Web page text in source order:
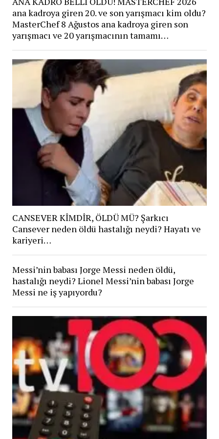
ana kadroya giren 20. ve son yarışmacı kim oldu?
MasterChef 8 Ağustos ana kadroya giren son
yarışmacı ve 20 yarışmacının tamamı…
CANSEVER KİMDİR, ÖLDÜ MÜ? Şarkıcı
Cansever neden öldü hastalığı neydi? Hayatı ve
kariyeri…
Messi’nin babası Jorge Messi neden öldü,
hastalığı neydi? Lionel Messi’nin babası Jorge
Messi ne iş yapıyordu?